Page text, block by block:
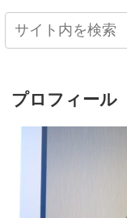
プロフィール